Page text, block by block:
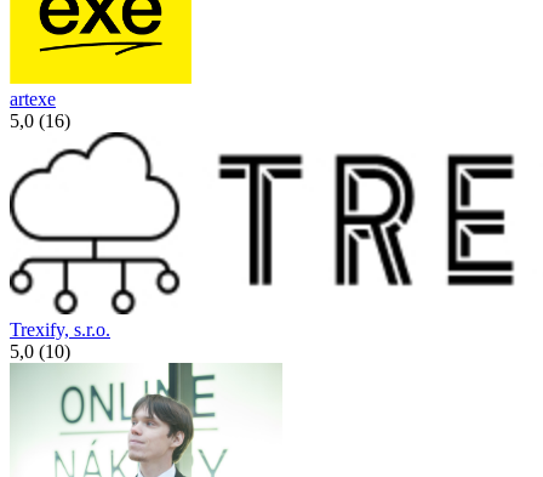
artexe
5,0 (16)
Trexify, s.r.o.
5,0 (10)